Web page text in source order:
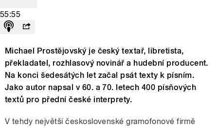
55:55
Michael Prostějovský je český textař, libretista,
překladatel, rozhlasový novinář a hudební producent.
Na konci šedesátých let začal psát texty k písním.
Jako autor napsal v 60. a 70. letech 400 písňových
textů pro přední české interprety.
V tehdy největší československé gramofonové firmě